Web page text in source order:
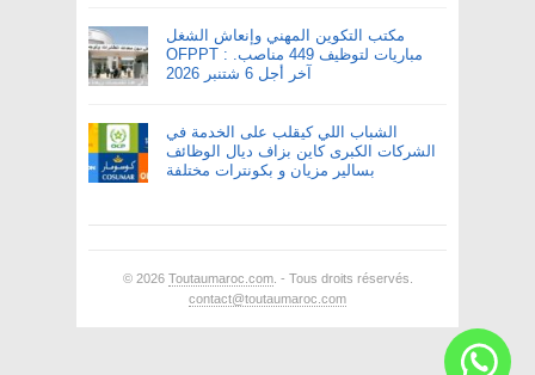
مكتب التكوين المهني وإنعاش الشغل
OFPPT : مباريات لتوظيف 449 مناصب.
آخر أجل 6 شتنبر 2026
الشباب اللي كيقلب على الخدمة في
الشركات الكبرى كاين بزاف ديال الوظائف
بسالير مزيان و بكونترات مختلفة
© 2026 Toutaumaroc.com. - Tous droits réservés.
contact@toutaumaroc.com